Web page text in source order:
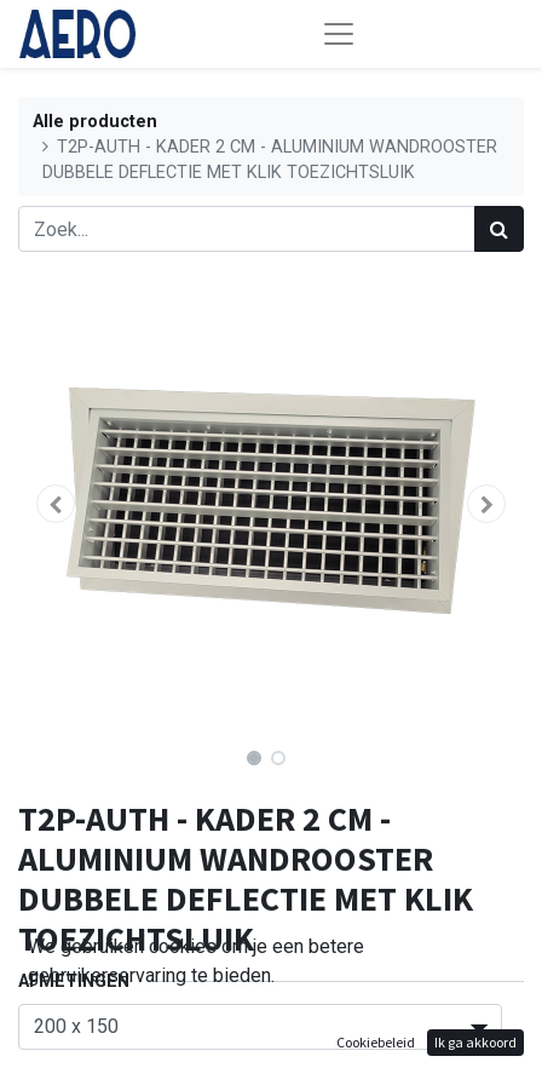
Alle producten
T2P-AUTH - KADER 2 CM - ALUMINIUM WANDROOSTER
DUBBELE DEFLECTIE MET KLIK TOEZICHTSLUIK
T2P-AUTH - KADER 2 CM -
ALUMINIUM WANDROOSTER
DUBBELE DEFLECTIE MET KLIK
TOEZICHTSLUIK
AFMETINGEN
We gebruiken cookies om je een betere
gebruikerservaring te bieden.
Cookiebeleid Ik ga akkoord